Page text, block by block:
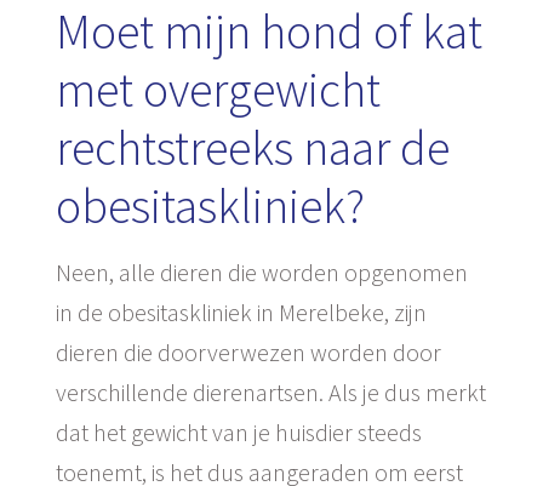
Moet mijn hond of kat
met overgewicht
rechtstreeks naar de
obesitaskliniek?
Neen, alle dieren die worden opgenomen
in de obesitaskliniek in Merelbeke, zijn
dieren die doorverwezen worden door
verschillende dierenartsen. Als je dus merkt
dat het gewicht van je huisdier steeds
toenemt, is het dus aangeraden om eerst